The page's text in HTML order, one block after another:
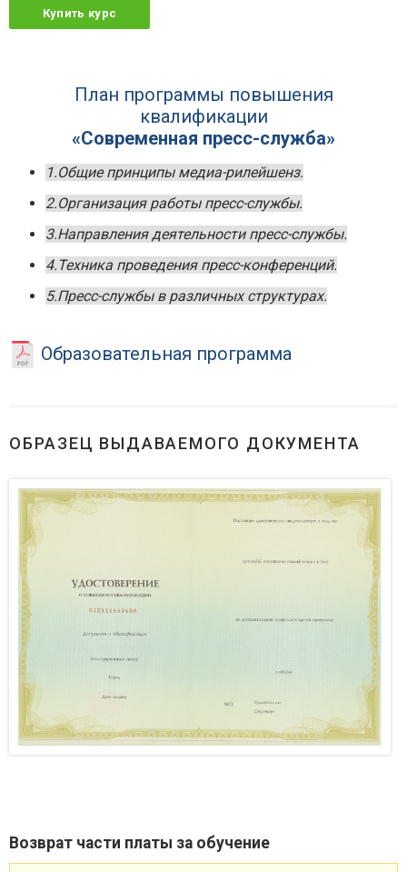
Купить курс
План программы повышения
квалификации
«Современная пресс-служба»
1.Общие принципы медиа-рилейшенз.
2.Организация работы пресс-службы.
3.Направления деятельности пресс-службы.
4.Техника проведения пресс-конференций.
5.Пресс-службы в различных структурах.
Образовательная программа
ОБРАЗЕЦ ВЫДАВАЕМОГО ДОКУМЕНТА
Возврат части платы за обучение